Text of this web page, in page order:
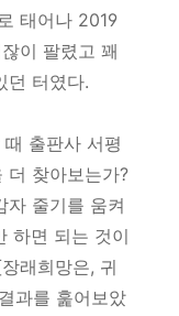
태어나 2019
이 팔렸고 꽤
던 터였다.
출판사 서평
더 찾아보는가?
자 줄기를 움켜
하면 되는 것이
래희망은, 귀
과를 훑어보았